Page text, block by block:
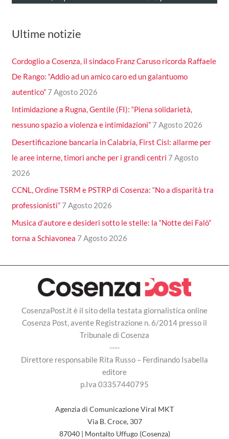
Ultime notizie
Cordoglio a Cosenza, il sindaco Franz Caruso ricorda Raffaele
De Rango: “Addio ad un amico caro ed un galantuomo
autentico” 7 Agosto 2026
Intimidazione a Rugna, Gentile (FI): “Piena solidarietà,
nessuno spazio a violenza e intimidazioni” 7 Agosto 2026
Desertificazione bancaria in Calabria, First Cisl: allarme per
le aree interne, timori anche per i grandi centri 7 Agosto
2026
CCNL, Ordine TSRM e PSTRP di Cosenza: “No a disparità tra
professionisti” 7 Agosto 2026
Musica d’autore e desideri sotto le stelle: la “Notte dei Falò”
torna a Schiavonea 7 Agosto 2026
CosenzaPost.it è il sito della testata giornalistica online
Cosenza Post, avente Registrazione n. 6/2014 presso il
Tribunale di Cosenza
----
Direttore responsabile Rita Russo – Ferdinando Isabella
editore
p.Iva 03357440795
Agenzia di Comunicazione Viral MKT
Via B. Croce, 307
87040 | Montalto Uffugo (Cosenza)